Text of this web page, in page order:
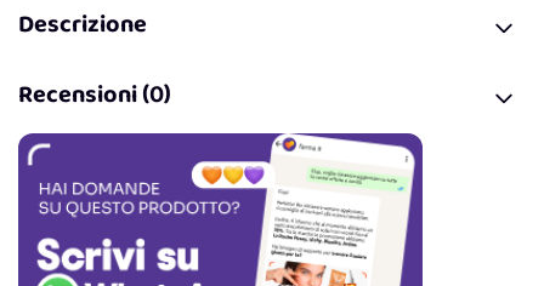
Descrizione
Recensioni (0)